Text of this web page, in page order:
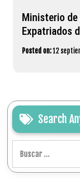
Ministerio
Expatriados
Posted on:12
Search